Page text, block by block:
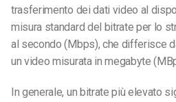
trasferimento dei dati video al
misura standard del bitrate per lo
al secondo (Mbps), che differisce
un video misurata in megabyte
In generale, un bitrate più elevato